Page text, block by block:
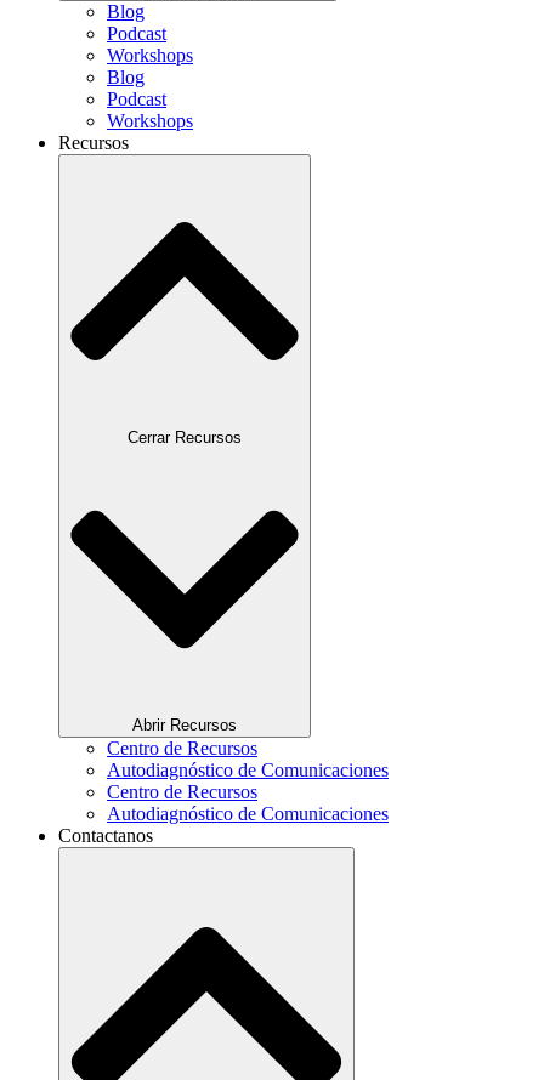
Blog
Podcast
Workshops
Blog
Podcast
Workshops
Recursos
Cerrar Recursos
Abrir Recursos
Centro de Recursos
Autodiagnóstico de Comunicaciones
Centro de Recursos
Autodiagnóstico de Comunicaciones
Contactanos